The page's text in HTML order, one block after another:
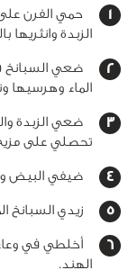
الزبدة وانثريها
الماء وهرسيها
ضعي الزبدة
تحصلي على
ضيفي البيض
زيدي السبانخ
أخلطي في وعاء
الهند.